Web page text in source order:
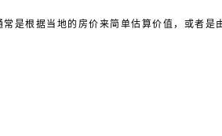
是根据当地的房价来简单估算价值，或者